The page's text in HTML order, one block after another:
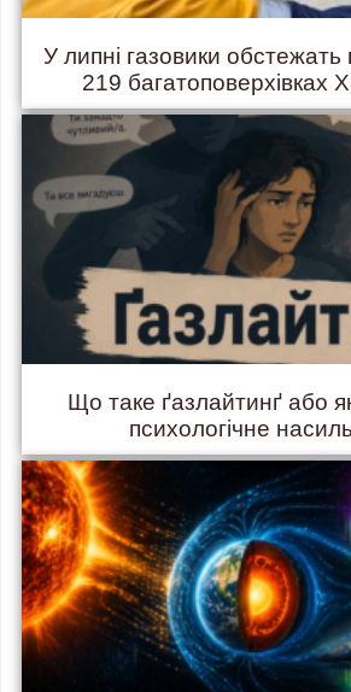
У липні газовики обстежать
219 багатоповерхівках
Що таке ґазлайтинґ або
психологічне